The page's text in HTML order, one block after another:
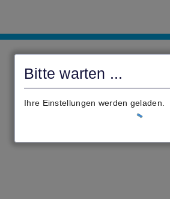
Bitte warten ...
Ihre Einstellungen werden geladen.
Biedenkopf